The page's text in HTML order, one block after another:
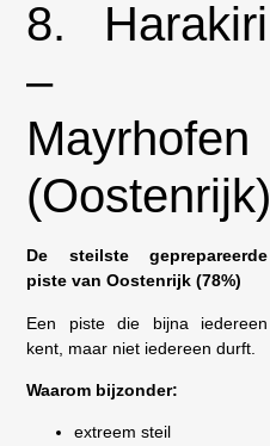
8. Harakiri
–
Mayrhofen
(Oostenrijk)
De steilste geprepareerde
piste van Oostenrijk (78%)
Een piste die bijna iedereen
kent, maar niet iedereen durft.
Waarom bijzonder:
extreem steil